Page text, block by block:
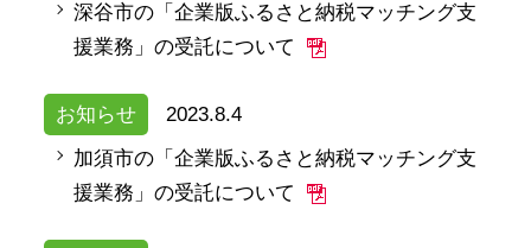
深谷市の「企業版ふるさと納税マッチング支
援業務」の受託について
お知らせ
2023.8.4
加須市の「企業版ふるさと納税マッチング支
援業務」の受託について